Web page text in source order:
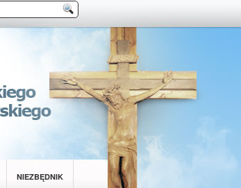
NIEZBĘDNIK